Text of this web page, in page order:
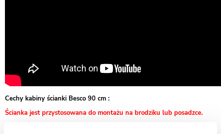
Cechy kabiny ścianki Besco 90 cm :
Ścianka jest przystosowana do montażu na brodziku lub posadzce.